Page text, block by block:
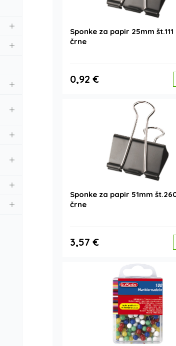
Sponke za papir 25mm št.111
črne
0,92 €
Sponke za papir 51mm
črne
3,57 €